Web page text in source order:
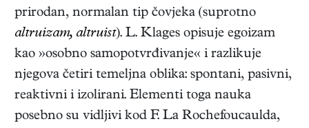
prirodan, normalan tip čovjeka (suprotno
altruizam, altruist). L. Klages opisuje egoizam
kao »osobno samopotvrđivanje« i razlikuje
njegova četiri temeljna oblika: spontani, pasivni,
reaktivni i izolirani. Elementi toga nauka
posebno su vidljivi kod F. La Rochefoucaulda,